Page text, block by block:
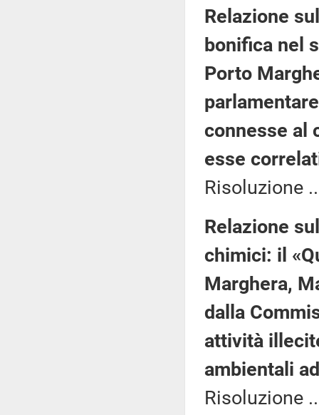
Relazione
bonifica nel
Porto
connesse al
esse
Risoluzione
Relazione
chimici: il
Marghera,
dalla
attività
ambientali
Risoluzione